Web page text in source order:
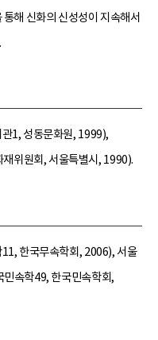
해 신화의 신성성이 지속해서
1, 성동문화원, 1999),
위원회, 서울특별시, 1990).
한국무속학회, 2006), 서울
속학49, 한국민속학회,